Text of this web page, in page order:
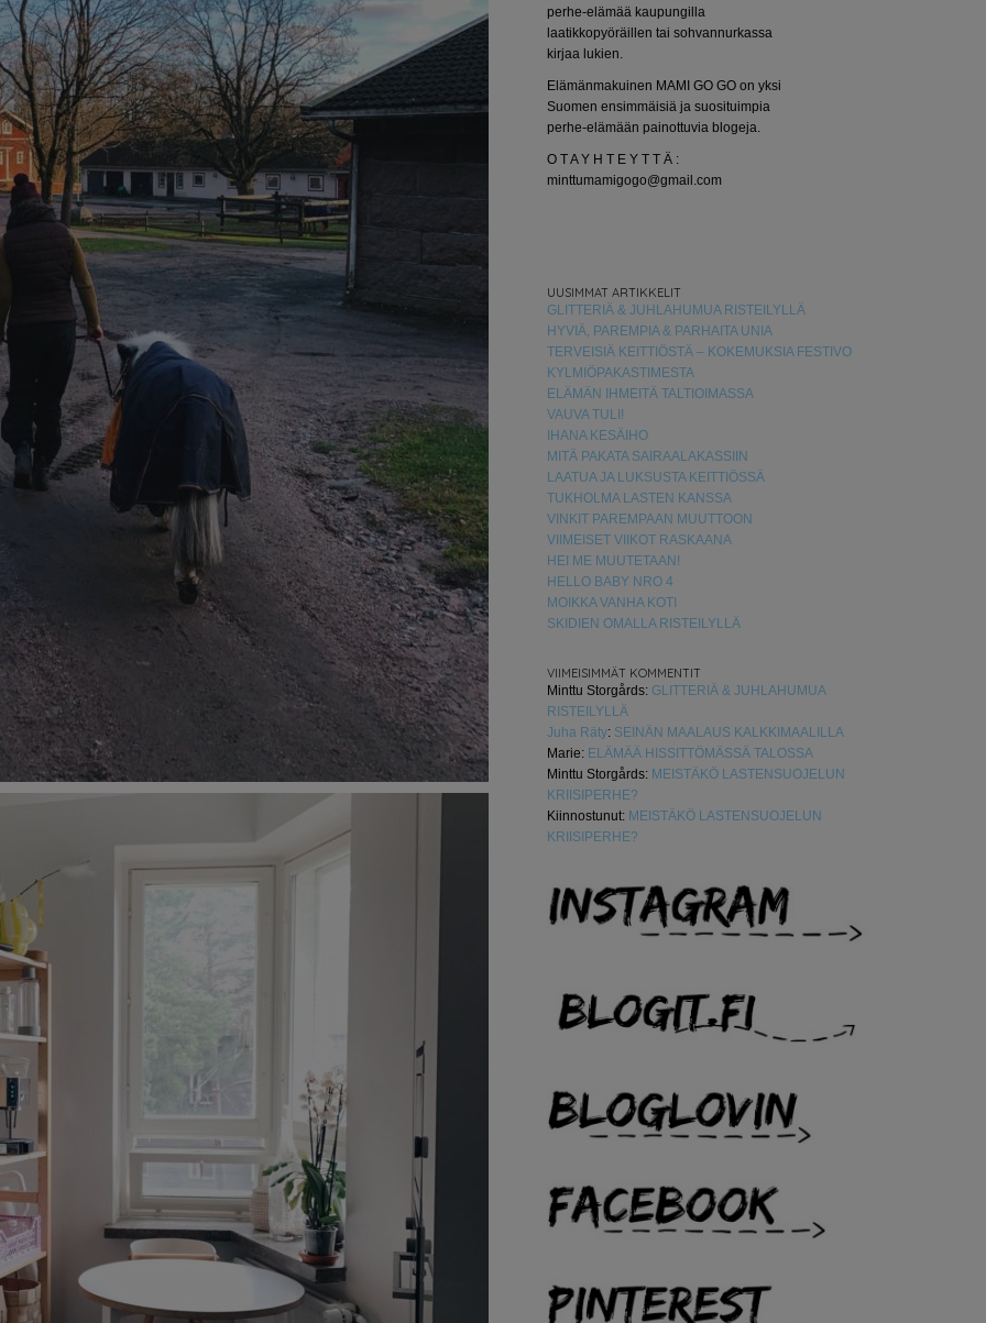
perhe-elämää kaupungilla
laatikkopyöräillen tai sohvannurkassa
kirjaa lukien.
Elämänmakuinen MAMI GO GO on yksi
Suomen ensimmäisiä ja suosituimpia
perhe-elämään painottuvia blogeja.
O T A Y H T E Y T T Ä :
minttumamigogo@gmail.com
UUSIMMAT ARTIKKELIT
GLITTERIÄ & JUHLAHUMUA RISTEILYLLÄ
HYVIÄ, PAREMPIA & PARHAITA UNIA
TERVEISIÄ KEITTIÖSTÄ – KOKEMUKSIA FESTIVO
KYLMIÖPAKASTIMESTA
ELÄMÄN IHMEITÄ TALTIOIMASSA
VAUVA TULI!
IHANA KESÄIHO
MITÄ PAKATA SAIRAALAKASSIIN
LAATUA JA LUKSUSTA KEITTIÖSSÄ
TUKHOLMA LASTEN KANSSA
VINKIT PAREMPAAN MUUTTOON
VIIMEISET VIIKOT RASKAANA
HEI ME MUUTETAAN!
HELLO BABY NRO 4
MOIKKA VANHA KOTI
SKIDIEN OMALLA RISTEILYLLÄ
VIIMEISIMMÄT KOMMENTIT
Minttu Storgårds: GLITTERIÄ & JUHLAHUMUA
RISTEILYLLÄ
Juha Räty: SEINÄN MAALAUS KALKKIMAALILLA
Marie: ELÄMÄÄ HISSITTÖMÄSSÄ TALOSSA
Minttu Storgårds: MEISTÄKÖ LASTENSUOJELUN
KRIISIPERHE?
Kiinnostunut: MEISTÄKÖ LASTENSUOJELUN
KRIISIPERHE?